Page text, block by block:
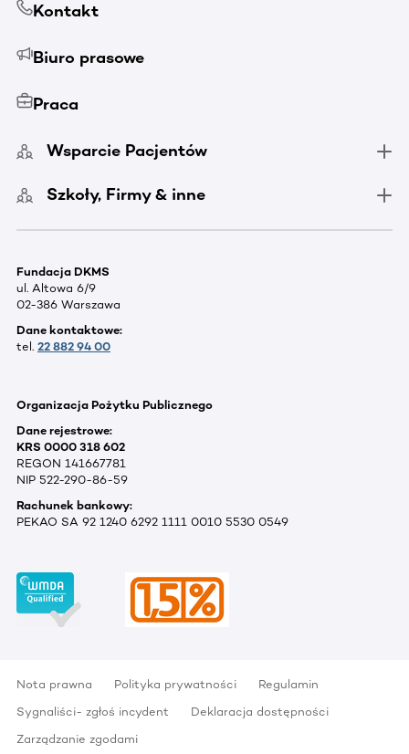
Kontakt
Biuro prasowe
Praca
Wsparcie Pacjentów
Szkoły, Firmy & inne
Fundacja DKMS
ul. Altowa 6/9
02-386 Warszawa
Dane kontaktowe:
tel. 22 882 94 00
Organizacja Pożytku Publicznego
Dane rejestrowe:
KRS 0000 318 602
REGON 141667781
NIP 522-290-86-59
Rachunek bankowy:
PEKAO SA 92 1240 6292 1111 0010 5530 0549
Nota prawna Polityka prywatności
Regulamin
Sygnaliści- zgłoś incydent
Deklaracja dostępności
Zarządzanie zgodami